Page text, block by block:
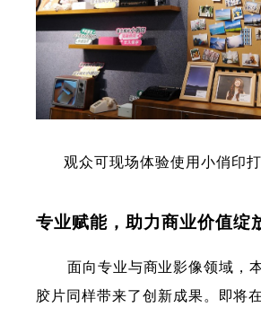
观众可现场体验使用小俏印
专业赋能，助力商业价值绽
面向专业与商业影像领域，
胶片同样带来了创新成果。即将